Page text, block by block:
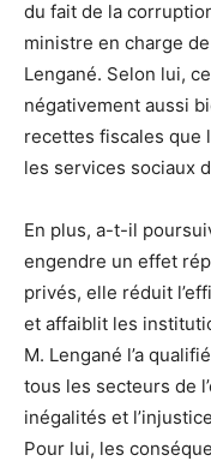
du fait de la
ministre en charge
Lengané. Selon lui,
négativement aussi
recettes fiscales que
les services sociaux
En plus, a-t-il
engendre un effet
privés, elle réduit
et affaiblit les
M. Lengané l’a
tous les secteurs de
inégalités et
Pour lui, les